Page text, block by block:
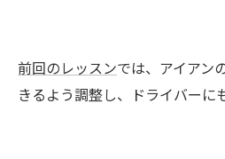
前回のレッスンでは、アイアン
きるよう調整し、ドライバーに